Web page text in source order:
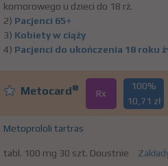
komorowego u dzieci do 18 rż.
2) Pacjenci 65+
3) Kobiety w ciąży
4) Pacjenci do ukończenia 18 roku
Metocard® Rx
100%
10,71 zł
Metoprololi tartras
tabl. 100 mg 30 szt. Doustnie